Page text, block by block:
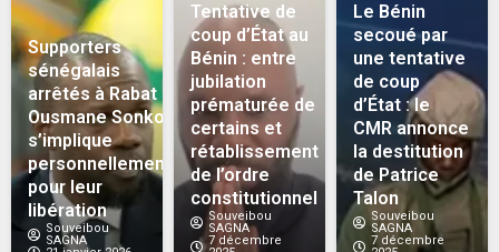
Supporters
sénégalais
arrêtés à Rabat :
Ousmane Sonko
s’implique
personnellement
pour leur
libération
Souveibou
SAGNA
Tentative de
coup d’État au
Bénin : entre
jubilation
prématurée de
certains et
rétablissement
de l’ordre
constitutionnel
Souveibou
SAGNA
7 décembre
Le Bénin
secoué par
une tentative
de coup
d’État : le
CMR annonce
la destitution
de Patrice
Talon
Souveibou
SAGNA
7 décembre